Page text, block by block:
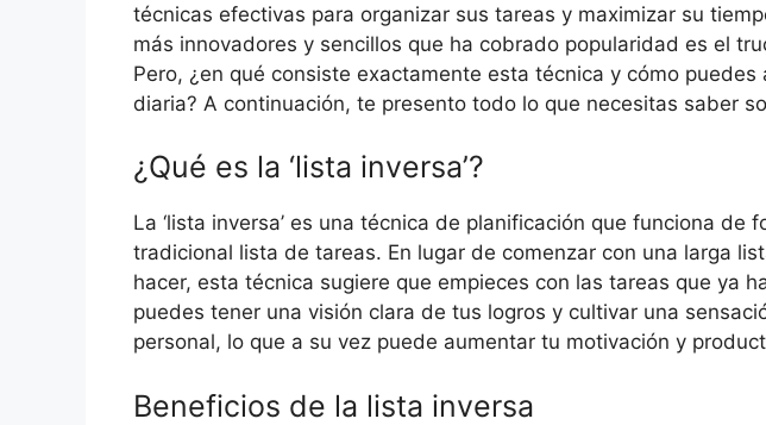
técnicas efectivas para organizar sus tareas y maximizar su
más innovadores y sencillos que ha cobrado popularidad es el
Pero, ¿en qué consiste exactamente esta técnica y cómo puedes
diaria? A continuación, te presento todo lo que necesitas saber
¿Qué es la ‘lista inversa’?
La ‘lista inversa’ es una técnica de planificación que funciona de
tradicional lista de tareas. En lugar de comenzar con una larga
hacer, esta técnica sugiere que empieces con las tareas que ya
puedes tener una visión clara de tus logros y cultivar una
personal, lo que a su vez puede aumentar tu motivación y
Beneficios de la lista inversa